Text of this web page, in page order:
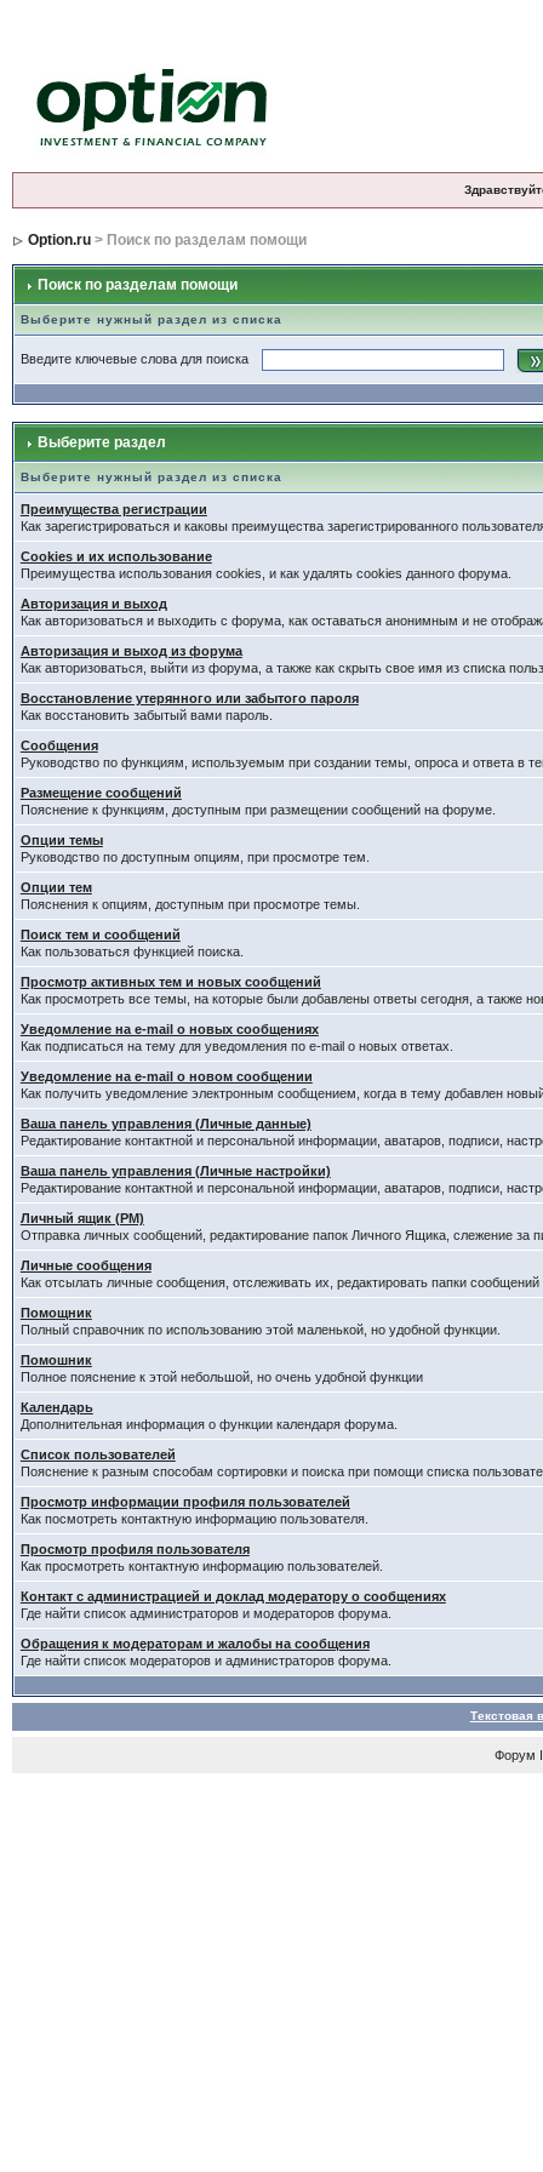
Option.ru> Поиск по разделам помощи
Поиск по разделам помощи
Выберите нужный раздел из списка
Введите ключевые слова для поиска
Выберите раздел
Выберите нужный раздел из списка
Преимущества регистрации
Как зарегистрироваться и каковы преимущества зарегистрированного
Cookies и их использование
Преимущества использования cookies, и как удалять cookies данного форума.
Авторизация и выход
Как авторизоваться и выходить с форума, как оставаться анонимным и не
Авторизация и выход из форума
Как авторизоваться, выйти из форума, а также как скрыть свое имя из списка
Восстановление утерянного или забытого пароля
Как восстановить забытый вами пароль.
Сообщения
Руководство по функциям, используемым при создании темы, опроса и ответа в
Размещение сообщений
Пояснение к функциям, доступным при размещении сообщений на форуме.
Опции темы
Руководство по доступным опциям, при просмотре тем.
Опции тем
Пояснения к опциям, доступным при просмотре темы.
Поиск тем и сообщений
Как пользоваться функцией поиска.
Просмотр активных тем и новых сообщений
Как просмотреть все темы, на которые были добавлены ответы сегодня, а также
Уведомление на e-mail о новых сообщениях
Как подписаться на тему для уведомления по e-mail о новых ответах.
Уведомление на е-mail о новом сообщении
Как получить уведомление электронным сообщением, когда в тему добавлен
Ваша панель управления (Личные данные)
Редактирование контактной и персональной информации, аватаров, подписи,
Ваша панель управления (Личные настройки)
Редактирование контактной и персональной информации, аватаров, подписи,
Личный ящик (PM)
Отправка личных сообщений, редактирование папок Личного Ящика, слежение за
Личные сообщения
Как отсылать личные сообщения, отслеживать их, редактировать папки
Помощник
Полный справочник по использованию этой маленькой, но удобной функции.
Помошник
Полное пояснение к этой небольшой, но очень удобной функции
Календарь
Дополнительная информация о функции календаря форума.
Список пользователей
Пояснение к разным способам сортировки и поиска при помощи списка
Просмотр информации профиля пользователей
Как посмотреть контактную информацию пользователя.
Просмотр профиля пользователя
Как просмотреть контактную информацию пользователей.
Контакт с администрацией и доклад модератору о сообщениях
Где найти список администраторов и модераторов форума.
Обращения к модераторам и жалобы на сообщения
Где найти список модераторов и администраторов форума.
Текстовая
Форум